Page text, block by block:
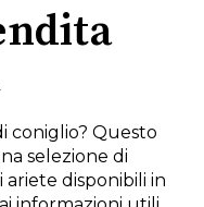
coniglio? Questo
selezione di
ariete disponibili in